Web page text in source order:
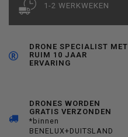
1-2 WERKWEKEN
DRONE SPECIALIST MET
RUIM 10 JAAR
ERVARING
DRONES WORDEN
GRATIS VERZONDEN
*binnen
BENELUX+DUITSLAND